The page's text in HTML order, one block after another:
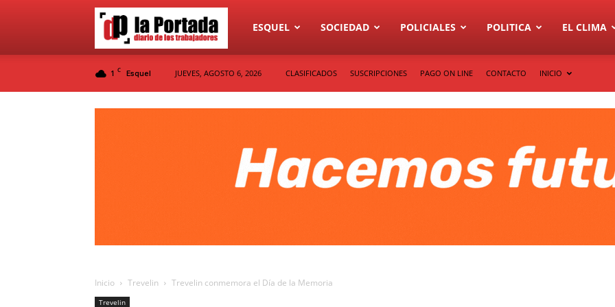
Diario
La
ESQUEL SOCIEDAD POLICIALES POLITICA EL CLIMA
1 C Esquel JUEVES, AGOSTO 6, 2026 CLASIFICADOS SUSCRIPCIONES PAGO ON LINE CONTACTO INICIO
Inicio Trevelin Trevelin conmemora el Día de la Memoria
Trevelin